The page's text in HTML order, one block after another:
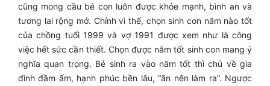
cũng mong cầu bé con luôn được khỏe mạnh, bình an và
tương lai rộng mở. Chính vì thế, chọn sinh con năm nào tốt
của chồng tuổi 1999 và vợ 1991 được xem như là công
việc hết sức cần thiết. Chọn được năm tốt sinh con mang ý
nghĩa quan trọng. Bé sinh ra vào năm tốt thì chủ về gia
đình đầm ấm, hạnh phúc bền lâu, “ăn nên làm ra”. Ngược